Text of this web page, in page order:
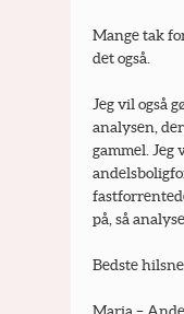
Mange tak
det også.
Jeg vil også
analysen,
gammel. Jeg
på, så
Bedste